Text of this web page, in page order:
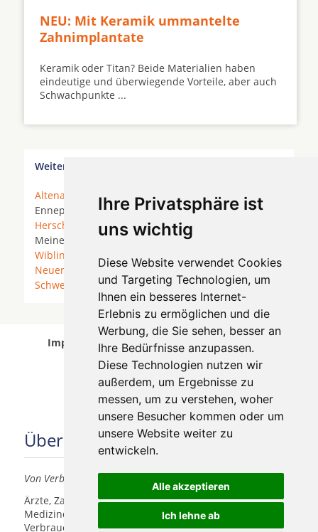
Ihre Privatsphäre ist
uns wichtig
Diese Website verwendet Cookies
und Targeting Technologien, um
Ihnen ein besseres Internet-
Erlebnis zu ermöglichen und die
Werbung, die Sie sehen, besser an
Ihre Bedürfnisse anzupassen.
Diese Technologien nutzen wir
außerdem, um Ergebnisse zu
messen, um zu verstehen, woher
unsere Besucher kommen oder um
unsere Website weiter zu
entwickeln.
Alle akzeptieren
Ich lehne ab
NEU: Mit Keramik ummantelte
Zahnimplantate
Keramik oder Titan? Beide Materialien haben
eindeutige und überwiegende Vorteile, aber auch
Schwachpunkte ...
Weitere Orte in der Nähe von Altena
Altena * Attendorn *Balve
* Breckerfeld *
Ennepetal * Finnentrop *Hagen*Halver* Hemer
Herscheid
Iserlohn*Kierspe*
Meinerzhagen * Menden (Sauerland) *
Wiblingwerd
* Nachrodt-Wiblingwerde *
Neuenrade
*Plettenberg*Schalksmühle*
Schwerte
* Sundern (Sauerland) *Werdohl*
Implantologen in Altena wurde am 05 August
2026 aktualisiert.
Über uns
Von Verbrauchern für Verbraucher
Ärzte, Zahnärzte, Akustiker und andere
Medizindienstleister haben hier die Möglichkeit, sich
Verbrauchern vorzustellen.